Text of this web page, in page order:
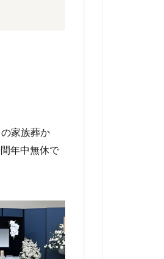
家族葬か
年中無休で